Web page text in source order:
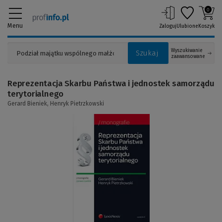
Menu
Szukaj
Wyszukiwanie
zaawansowane
ZalogujUlubione
0
Koszyk
Reprezentacja Skarbu Państwa i jednostek samorządu
terytorialnego
Gerard Bieniek, Henryk Pietrzkowski